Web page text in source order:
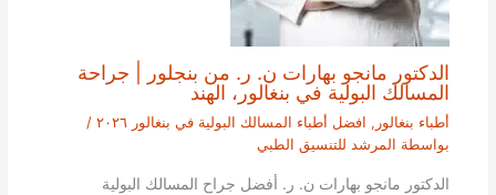
الدكتور مانجو بهارات ن. ر. من بنجلور | جراحة
المسالك البولية في بنغالور، الهند
أطباء بنغالور , افضل أطباء المسالك البولية في بنغالور ٢٠٢٦
/
بواسطة المرشد للتنسيق الطبي
الدكتور مانجو بهارات ن. ر. أفضل جراح المسالك البولية